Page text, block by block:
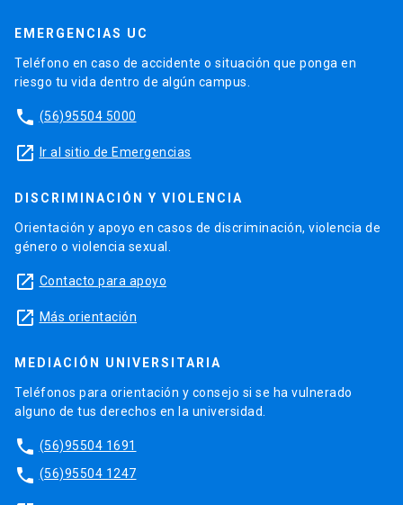
EMERGENCIAS UC
Teléfono en caso de accidente o situación que ponga en
riesgo tu vida dentro de algún campus.
phone (56)95504 5000
launch Ir al sitio de Emergencias
DISCRIMINACIÓN Y VIOLENCIA
Orientación y apoyo en casos de discriminación, violencia de
género o violencia sexual.
launch Contacto para apoyo
launch Más orientación
MEDIACIÓN UNIVERSITARIA
Teléfonos para orientación y consejo si se ha vulnerado
alguno de tus derechos en la universidad.
phone (56)95504 1691
phone (56)95504 1247